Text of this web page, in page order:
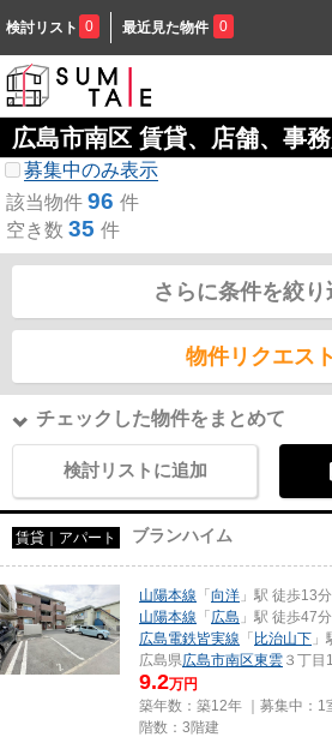
検討リスト 0 最近見た物件 0
広島市南区 賃貸、店舗、事
募集中のみ表示
該当物件 96 件
空き数 35 件
さらに条件を絞り
物件リクエスト
チェックした物件をまとめて
検討リストに追加
賃貸｜アパート ブランハイム
山陽本線 「 向洋 」駅 徒歩13分
山陽本線 「 広島 」駅 徒歩47分
広島電鉄皆実線 「 比治山下
広島県広島市南区東雲 ３丁目
9.2万円
築年数：築12年 ｜募集中： 1
階数：3階建